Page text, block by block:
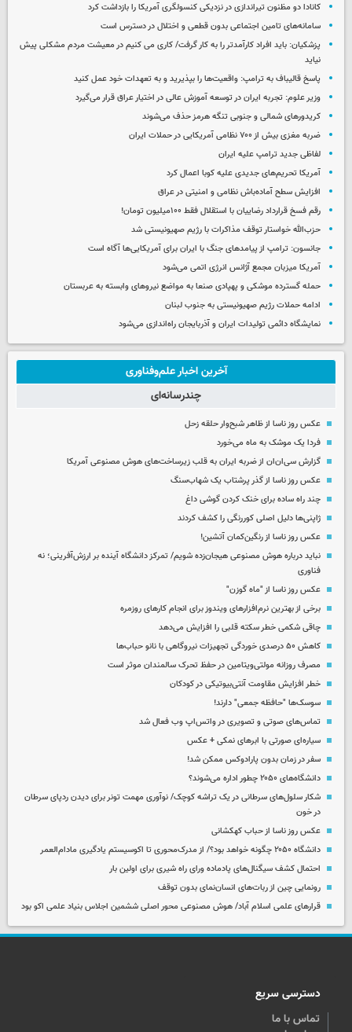
کانادا دو مظنون تیراندازی در نزدیکی کنسولگری آمریکا را بازداشت کرد
سامانه‌های تامین اجتماعی بدون قطعی و اختلال در دسترس است
پزشکیان: باید افراد کارآمدتر را به کار گرفت/ کاری می کنیم در معیشت مردم مشکلی پیش
نیاید
پاسخ قالیباف به ترامپ: واقعیت‌ها را بپذیرید و به تعهدات خود عمل کنید
وزیر علوم: تجربه ایران در توسعه آموزش عالی در اختیار عراق قرار می‌گیرد
کریدورهای شمالی و جنوبی تنگه هرمز حذف می‌شوند
ضربه مغزی بیش از ۷۰۰ نظامی آمریکایی در حملات ایران
لفاظی جدید ترامپ علیه ایران
آمریکا تحریم‌های جدیدی علیه کوبا اعمال کرد
افزایش سطح آماده‌باش نظامی و امنیتی در عراق
رقم فسخ قرارداد رضاییان با استقلال فقط ۱۰۰میلیون تومان!
حزب‌الله خواستار توقف مذاکرات با رژیم صهیونیستی شد
جانسون: ترامپ از پیامدهای جنگ با ایران برای آمریکایی‌ها آگاه است
آمریکا میزبان مجمع آژانس انرژی اتمی می‌شود
حمله گسترده موشکی و پهپادی صنعا به مواضع نیروهای وابسته به عربستان
ادامه حملات رژیم صهیونیستی به جنوب لبنان
نمایشگاه دائمی تولیدات ایران و آذربایجان راه‌اندازی می‌شود
آخرین اخبار علم‌وفناوری
چندرسانه‌ای
عکس روز ناسا از ظاهر شبح‌وار حلقه زحل
فردا یک موشک به ماه می‌خورد
گزارش سی‌ان‌ان از ضربه ایران به قلب زیرساخت‌های هوش مصنوعی آمریکا
عکس روز ناسا از گذر پرشتاب یک شهاب‌سنگ
چند راه‌ ساده برای خنک کردن گوشی داغ
ژاپنی‌ها دلیل اصلی کوررنگی را کشف کردند
عکس روز ناسا از رنگین‌کمان آتشین!
نباید درباره هوش مصنوعی هیجان‌زده شویم/ تمرکز دانشگاه آینده بر ارزش‌آفرینی؛ نه
فناوری
عکس روز ناسا از "ماه گوزن"
برخی از بهترین نرم‌افزارهای ویندوز برای انجام کارهای روزمره
چاقی شکمی خطر سکته قلبی را افزایش می‌دهد
کاهش ۵۰ درصدی خوردگی تجهیزات نیروگاهی با نانو حباب‌ها
مصرف روزانه مولتی‌ویتامین در حفظ تحرک سالمندان موثر است
خطر افزایش مقاومت آنتی‌بیوتیکی در کودکان
سوسک‌ها "حافظه جمعی" دارند!
تماس‌های صوتی و تصویری در واتس‌اپ وب فعال شد
سیاره‌ای صورتی با ابرهای نمکی + عکس
سفر در زمان بدون پارادوکس ممکن شد!
دانشگاه‌های ۲۰۵۰ چطور اداره می‌شوند؟
شکار سلول‌های سرطانی در یک تراشه کوچک/ نوآوری مهمت تونر برای دیدن ردپای سرطان
در خون
عکس روز ناسا از حباب کهکشانی
دانشگاه ۲۰۵۰ چگونه خواهد بود؟/ از مدرک‌محوری تا اکوسیستم یادگیری مادام‌العمر
احتمال کشف سیگنال‌های پادماده ورای راه شیری برای اولین بار
رونمایی چین از ربات‌های انسان‌نمای بدون توقف
قرارهای علمی اسلام آباد/ هوش مصنوعی محور اصلی ششمین اجلاس بنیاد علمی اکو بود
دسترسی سریع
تماس با ما